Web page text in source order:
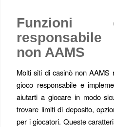
non AAMS
Molti siti di casinò non AAMS
gioco responsabile e
aiutarti a giocare in modo
trovare limiti di deposito,
per i giocatori. Queste